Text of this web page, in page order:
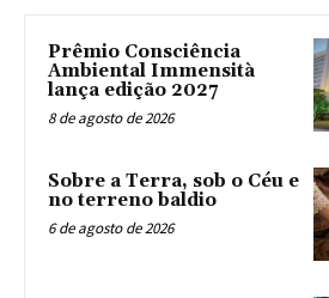
Prêmio Consciência
Ambiental Immensità
lança edição 2027
8 de agosto de 2026
Sobre a Terra, sob o Céu e
no terreno baldio
6 de agosto de 2026